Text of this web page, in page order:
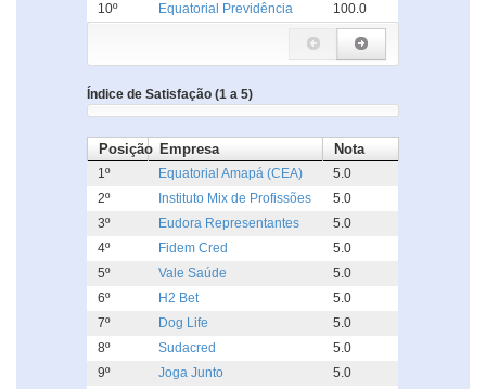
10º Equatorial Previdência 100.0
Índice de Satisfação (1 a 5)
Posição Empresa Nota
1º Equatorial Amapá (CEA)
5.0
2º
Instituto Mix de Profissões
5.0
3º
Eudora Representantes
5.0
4º
Fidem Cred
5.0
5º
Vale Saúde
5.0
6º
H2 Bet
5.0
7º
Dog Life
5.0
8º
Sudacred
5.0
9º
Joga Junto
5.0